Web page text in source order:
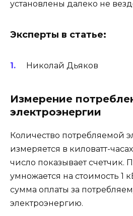
установлены далеко не
Эксперты в статье:
Николай Дьяков
Измерение
электроэнергии
Количество потребляемой
измеряется в киловатт-
число показывает счетчик.
умножается на стоимость 1
сумма оплаты за
электроэнергию.